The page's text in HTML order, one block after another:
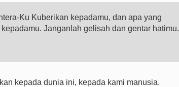
Ku Kuberikan kepadamu, dan apa yang
Janganlah gelisah dan gentar hatimu.
kepada dunia ini, kepada kami manusia.